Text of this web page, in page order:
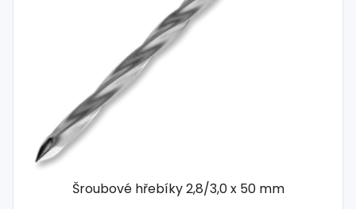
Šroubové hřebíky 2,8/3,0 x 50 mm